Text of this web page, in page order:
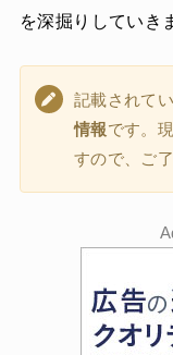
を深掘りしていき
記載されて
情報です。
すので、ご